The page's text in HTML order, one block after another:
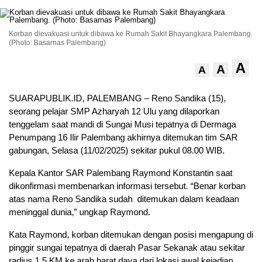
Korban dievakuasi untuk dibawa ke Rumah Sakit Bhayangkara Palembang.
(Photo: Basarnas Palembang)
A A A
SUARAPUBLIK.ID, PALEMBANG – Reno Sandika (15),
seorang pelajar SMP Azharyah 12 Ulu yang dilaporkan
tenggelam saat mandi di Sungai Musi tepatnya di Dermaga
Penumpang 16 Ilir Palembang akhirnya ditemukan tim SAR
gabungan, Selasa (11/02/2025) sekitar pukul 08.00 WIB.
Kepala Kantor SAR Palembang Raymond Konstantin saat
dikonfirmasi membenarkan informasi tersebut. “Benar korban
atas nama Reno Sandika sudah ditemukan dalam keadaan
meninggal dunia,” ungkap Raymond.
Kata Raymond, korban ditemukan dengan posisi mengapung di
pinggir sungai tepatnya di daerah Pasar Sekanak atau sekitar